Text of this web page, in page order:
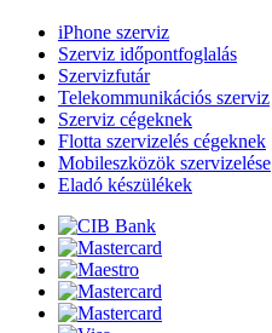
iPhone szerviz
Szerviz időpontfoglalás
Szervizfutár
Telekommunikációs szerviz
Szerviz cégeknek
Flotta szervizelés cégeknek
Mobileszközök szervizelése
Eladó készülékek